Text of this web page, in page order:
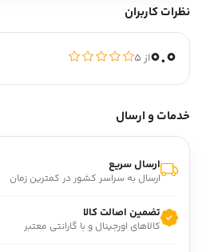
نظرات کاربران
0.0از ۵
خدمات و ارسال
ارسال سریع
ارسال به سراسر کشور در کمترین زمان
تضمین اصالت کالا
کالاهای اورجینال و با گارانتی معتبر